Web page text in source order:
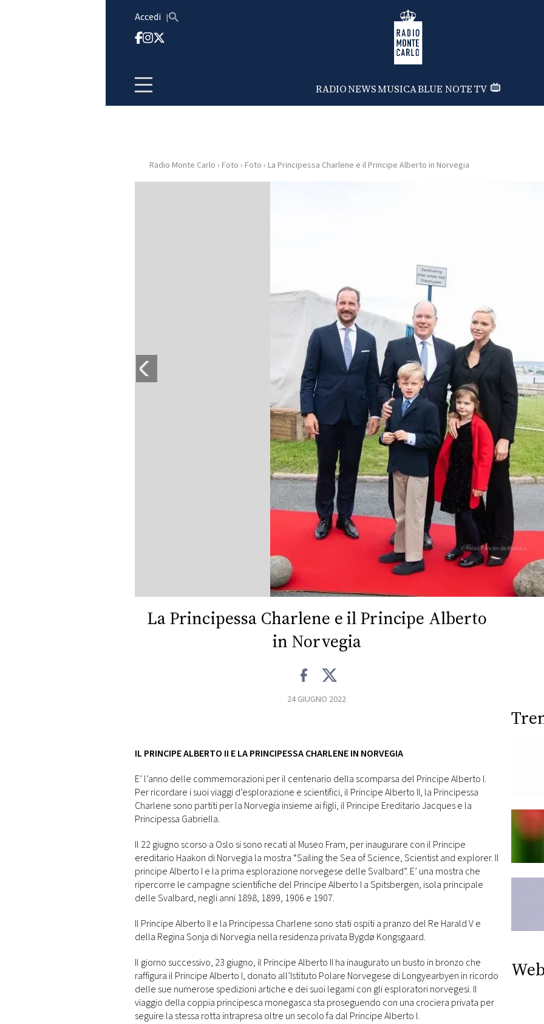
Accedi Radio Monte Carlo
RADIONEWSMUSICABLUE NOTETV
HOME
FOTO
RMC
CONSIGLIA
Radio Monte Carlo › Foto › Foto › La Principessa Charlene e il Principe Alberto in Norvegia
La Principessa Charlene e il Principe Alberto
in Norvegia
24 GIUGNO 2022
IL PRINCIPE ALBERTO II E LA PRINCIPESSA CHARLENE IN NORVEGIA
E’ l’anno delle commemorazioni per il centenario della scomparsa del Principe Alberto I.
Per ricordare i suoi viaggi d’esplorazione e scientifici, il Principe Alberto II, la Principessa
Charlene sono partiti per la Norvegia insieme ai figli, il Principe Ereditario Jacques e la
Principessa Gabriella.
Il 22 giugno scorso a Oslo si sono recati al Museo Fram, per inaugurare con il Principe
ereditario Haakon di Norvegia la mostra “Sailing the Sea of Science, Scientist and explorer. Il
principe Alberto I e la prima esplorazione norvegese delle Svalbard”. E’ una mostra che
ripercorre le campagne scientifiche del Principe Alberto I a Spitsbergen, isola principale
delle Svalbard, negli anni 1898, 1899, 1906 e 1907.
Il Principe Alberto II e la Principessa Charlene sono stati ospiti a pranzo del Re Harald V e
della Regina Sonja di Norvegia nella residenza privata Bygdø Kongsgaard.
Il giorno successivo, 23 giugno, il Principe Alberto II ha inaugurato un busto in bronzo che
raffigura il Principe Alberto I, donato all’Istituto Polare Norvegese di Longyearbyen in ricordo
delle sue numerose spedizioni artiche e dei suoi legami con gli esploratori norvegesi. Il
viaggio della coppia principesca monegasca sta proseguendo con una crociera privata per
seguire la stessa rotta intrapresa oltre un secolo fa dal Principe Alberto I.